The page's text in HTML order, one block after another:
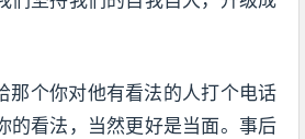
那个你对他有看法的人打个电话
的看法，当然更好是当面。事后